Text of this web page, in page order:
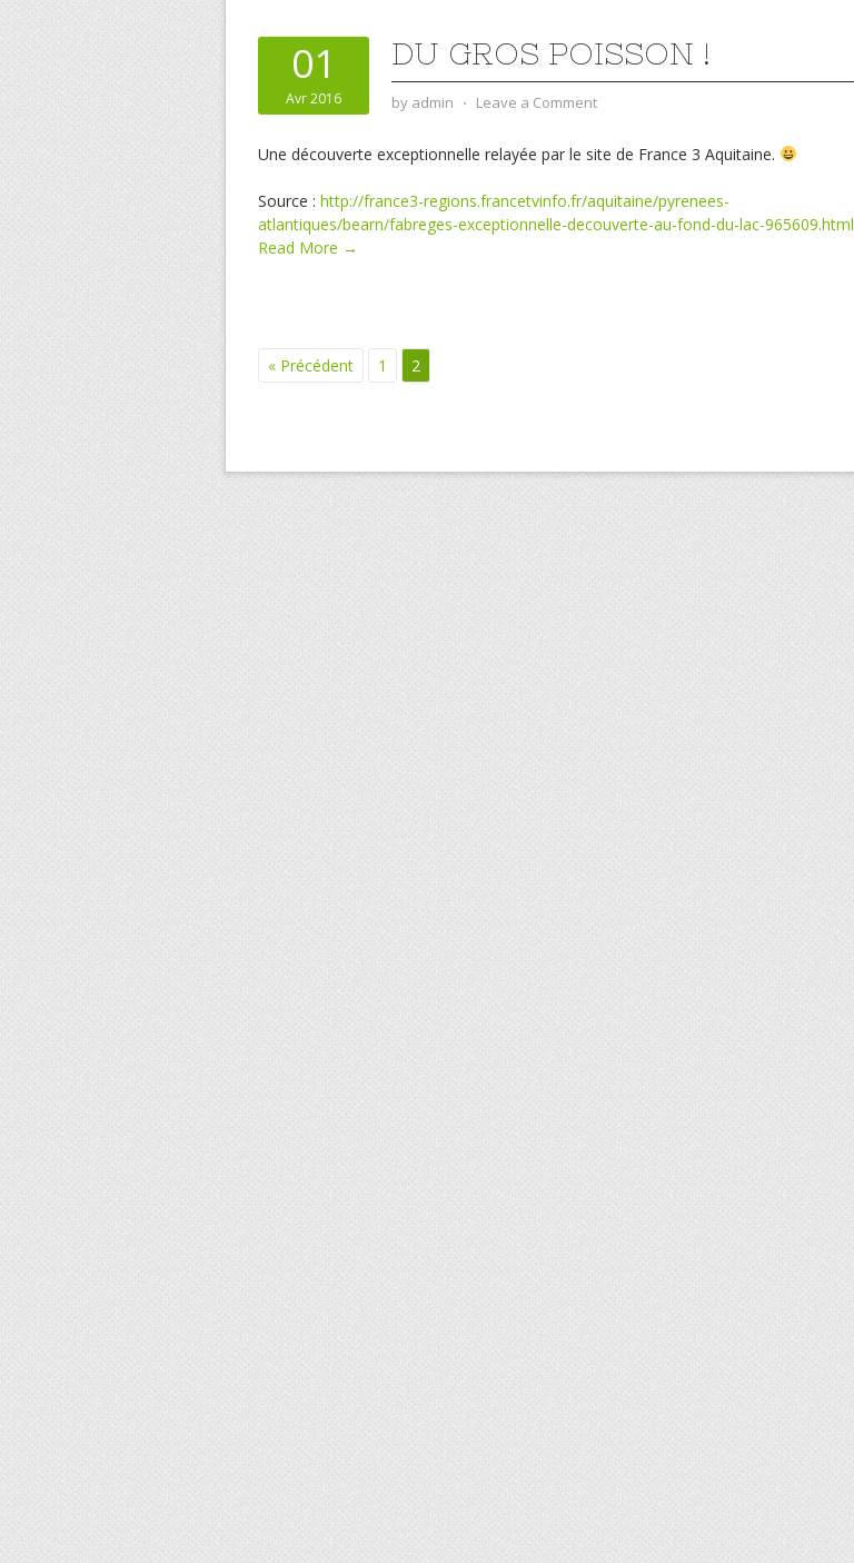
01
Avr 2016
DU GROS POISSON !
by admin ⋅ Leave a Comment
Une découverte exceptionnelle relayée par le site de France 3 Aquitaine.
Source : http://france3-regions.francetvinfo.fr/aquitaine/pyrenees-
atlantiques/bearn/fabreges-exceptionnelle-decouverte-au-fond-du-lac-965609.html
Read More →
« Précédent 1 2